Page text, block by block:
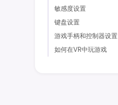
敏感度设置
键盘设置
游戏手柄和控制器设置
如何在VR中玩游戏